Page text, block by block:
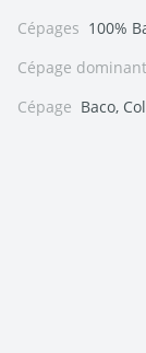
Cépages 100%
Cépage dominant
Cépage Baco,